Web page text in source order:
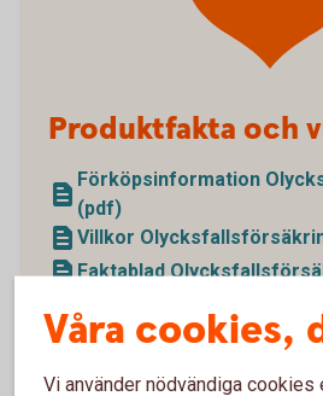
Produktfakta och
Förköpsinformation
(pdf)
Villkor
Faktablad
Våra cookies,
Vi använder nödvändiga cookies